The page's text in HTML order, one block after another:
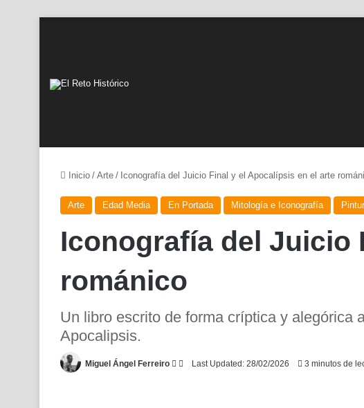
Inicio / Arte / Iconografía del Juicio Final y el Apocalípsis en el arte
Arte Edad Media En Portada Mitología e Iconografía
Iconografía del Juicio
románico
Un libro escrito de forma críptica y alegórica
Apocalipsis.
Miguel Ángel Ferreiro
Follow
Send
Last Updated: 28/02/2026 3 minutos de